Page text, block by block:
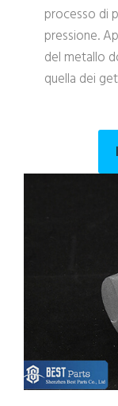
processo di
pressione.
del metallo
quella dei